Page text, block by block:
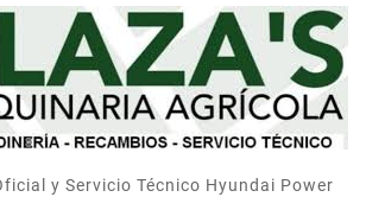
explicó cómo usarlo
correctamente. Muy
contentos.
y Servicio Técnico Hyundai Power